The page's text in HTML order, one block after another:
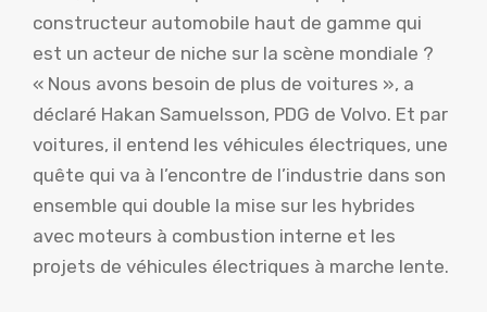
constructeur automobile haut de gamme qui
est un acteur de niche sur la scène mondiale ?
« Nous avons besoin de plus de voitures », a
déclaré Hakan Samuelsson, PDG de Volvo. Et par
voitures, il entend les véhicules électriques, une
quête qui va à l’encontre de l’industrie dans son
ensemble qui double la mise sur les hybrides
avec moteurs à combustion interne et les
projets de véhicules électriques à marche lente.